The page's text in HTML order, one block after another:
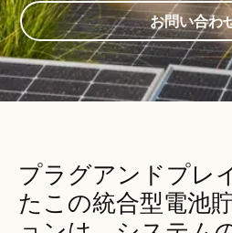
お問い合わ
プラグアンドプレ
たこの統合型電池